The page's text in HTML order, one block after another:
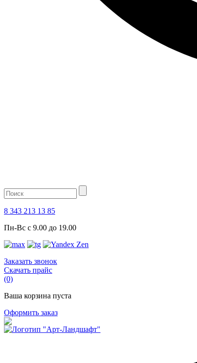
8 343 213 13 85
Пн-Вс с 9.00 до 19.00
Заказать звонок
Скачать прайс
(0)
Ваша корзина пуста
Оформить заказ